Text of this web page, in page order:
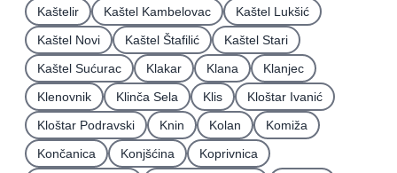
Kaštelir
Kaštel Kambelovac
Kaštel Lukšić
Kaštel Novi
Kaštel Štafilić
Kaštel Stari
Kaštel Sućurac
Klakar Klana
Klanjec
Klenovnik
Klinča Sela Klis
Kloštar Ivanić
Kloštar Podravski
Knin Kolan
Komiža
Končanica
Konjšćina
Koprivnica